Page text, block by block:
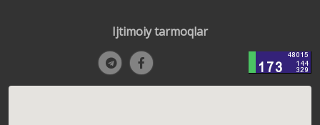
Ijtimoiy tarmoqlar